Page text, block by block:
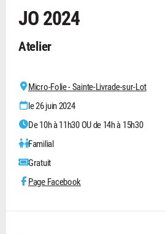
JO 2024
Atelier
Micro-Folie - Sainte-Livrade-sur-Lot
le 26 juin 2024
De 10h à 11h30 OU de 14h à 15h30
Familial
Gratuit
Page Facebook